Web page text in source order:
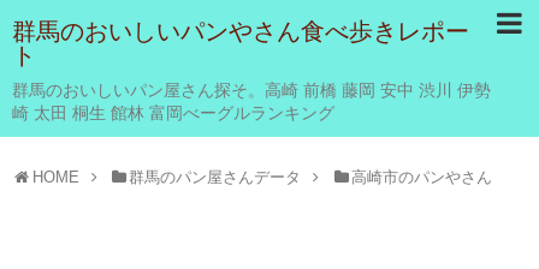
群馬のおいしいパンやさん食べ歩きレポー
ト
群馬のおいしいパン屋さん探そ。高崎 前橋 藤岡 安中 渋川 伊勢
崎 太田 桐生 館林 富岡べーグルランキング
HOME 群馬のパン屋さんデータ 高崎市のパンやさん